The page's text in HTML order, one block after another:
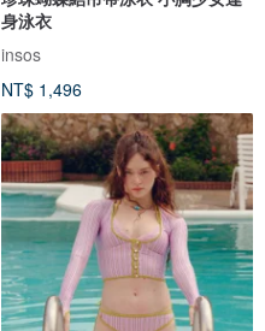
身泳衣
insos
NT$ 1,496